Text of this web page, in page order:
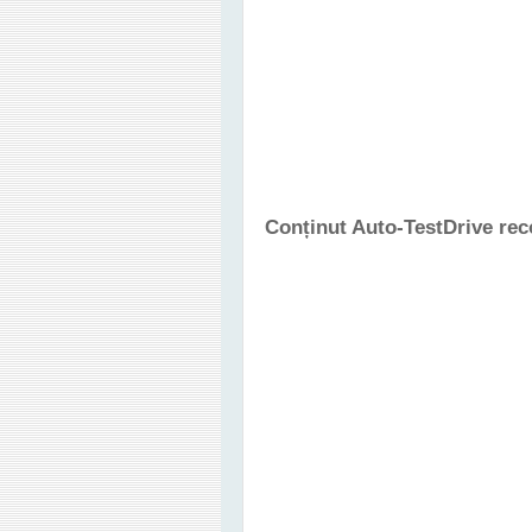
Conținut Auto-TestDrive